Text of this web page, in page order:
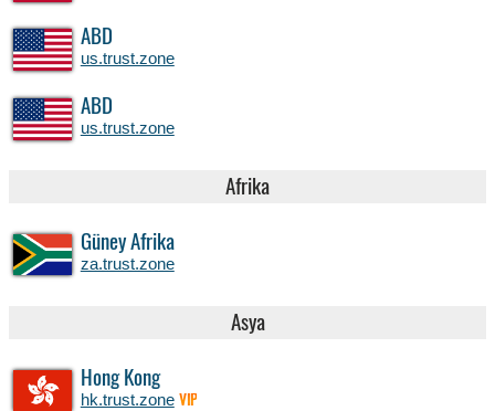
ABD
us.trust.zone
ABD
us.trust.zone
Afrika
Güney Afrika
za.trust.zone
Asya
Hong Kong
hk.trust.zone VIP